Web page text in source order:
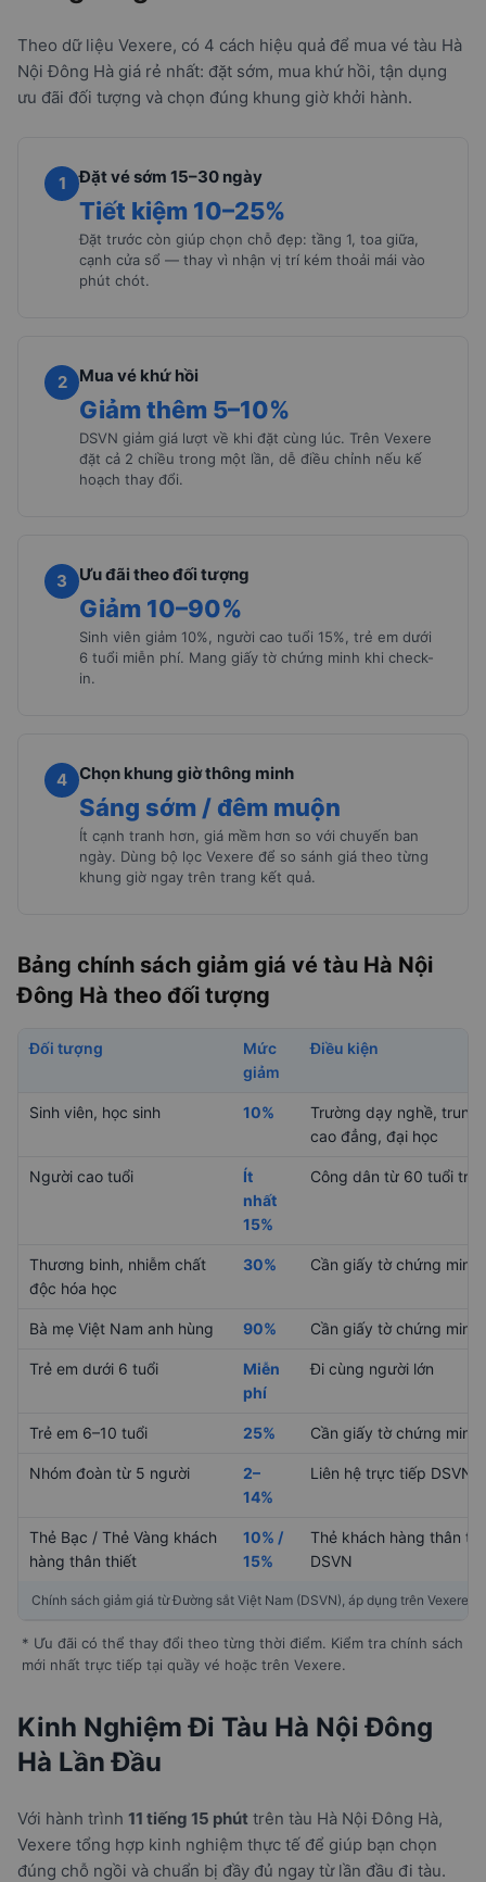
Theo dữ liệu Vexere, có 4 cách hiệu quả để mua vé tàu Hà
Nội Đông Hà giá rẻ nhất: đặt sớm, mua khứ hồi, tận dụng
ưu đãi đối tượng và chọn đúng khung giờ khởi hành.
1 Đặt vé sớm 15–30 ngày
Tiết kiệm 10–25%
Đặt trước còn giúp chọn chỗ đẹp: tầng 1, toa giữa,
cạnh cửa sổ — thay vì nhận vị trí kém thoải mái vào
phút chót.
2 Mua vé khứ hồi
Giảm thêm 5–10%
DSVN giảm giá lượt về khi đặt cùng lúc. Trên Vexere
đặt cả 2 chiều trong một lần, dễ điều chỉnh nếu kế
hoạch thay đổi.
3 Ưu đãi theo đối tượng
Giảm 10–90%
Sinh viên giảm 10%, người cao tuổi 15%, trẻ em dưới
6 tuổi miễn phí. Mang giấy tờ chứng minh khi check-
in.
4 Chọn khung giờ thông minh
Sáng sớm / đêm muộn
Ít cạnh tranh hơn, giá mềm hơn so với chuyến ban
ngày. Dùng bộ lọc Vexere để so sánh giá theo từng
khung giờ ngay trên trang kết quả.
Bảng chính sách giảm giá vé tàu Hà Nội
Đông Hà theo đối tượng
Chính sách giảm giá từ Đường sắt Việt Nam (DSVN), áp dụng trên Vexere
Đối tượng
Mức
giảm
Điều kiện
Sinh viên, học sinh 10%
Trường dạy nghề, trung
cao đẳng, đại học
Người cao tuổi
Ít
nhất
15%
Công dân từ 60 tuổi trở
Thương binh, nhiễm chất
độc hóa học
30% Cần giấy tờ chứng minh
Bà mẹ Việt Nam anh hùng 90% Cần giấy tờ chứng minh
Trẻ em dưới 6 tuổi
Miễn
phí
Đi cùng người lớn
Trẻ em 6–10 tuổi 25% Cần giấy tờ chứng minh
Nhóm đoàn từ 5 người
2–
14%
Liên hệ trực tiếp DSVN
Thẻ Bạc / Thẻ Vàng khách
hàng thân thiết
10% /
15%
Thẻ khách hàng thân
DSVN
* Ưu đãi có thể thay đổi theo từng thời điểm. Kiểm tra chính sách
mới nhất trực tiếp tại quầy vé hoặc trên Vexere.
Kinh Nghiệm Đi Tàu Hà Nội Đông
Hà Lần Đầu
Với hành trình 11 tiếng 15 phút trên tàu Hà Nội Đông Hà,
Vexere tổng hợp kinh nghiệm thực tế để giúp bạn chọn
đúng chỗ ngồi và chuẩn bị đầy đủ ngay từ lần đầu đi tàu.